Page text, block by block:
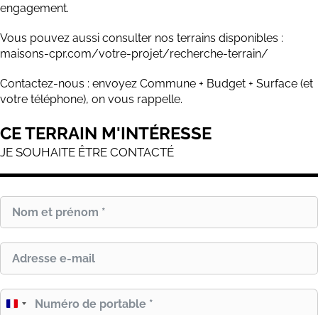
engagement.
Vous pouvez aussi consulter nos terrains disponibles :
maisons-cpr.com/votre-projet/recherche-terrain/
Contactez-nous : envoyez Commune + Budget + Surface (et
votre téléphone), on vous rappelle.
CE TERRAIN M'INTÉRESSE
JE SOUHAITE ÊTRE CONTACTÉ
France